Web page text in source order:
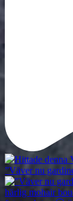
”Väver nu